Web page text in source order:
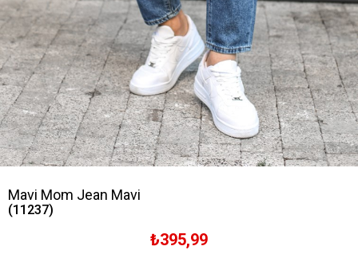
Mavi Mom Jean Mavi
(11237)
₺395,99